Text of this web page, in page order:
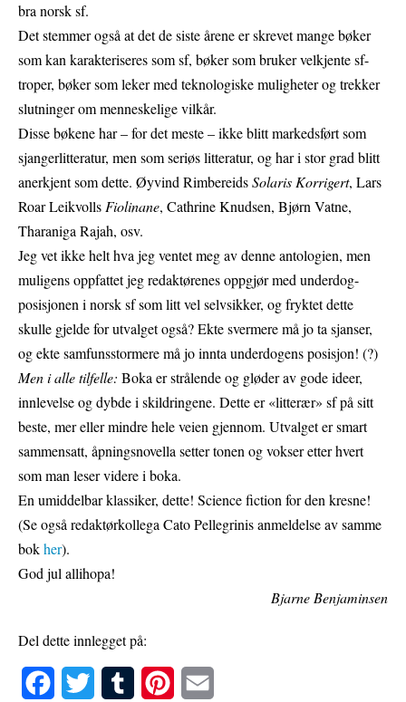
bra norsk sf.
Det stemmer også at det de siste årene er skrevet mange bøker
som kan karakteriseres som sf, bøker som bruker velkjente sf-
troper, bøker som leker med teknologiske muligheter og trekker
slutninger om menneskelige vilkår.
Disse bøkene har – for det meste – ikke blitt markedsført som
sjangerlitteratur, men som seriøs litteratur, og har i stor grad blitt
anerkjent som dette. Øyvind RimbereidsSolaris Korrigert, Lars
Roar Leikvolls Fiolinane, Cathrine Knudsen, Bjørn Vatne,
Tharaniga Rajah, osv.
Jeg vet ikke helt hva jeg ventet meg av denne antologien, men
muligens oppfattet jeg redaktørenes oppgjør med underdog-
posisjonen i norsk sf som litt vel selvsikker, og fryktet dette
skulle gjelde for utvalget også? Ekte svermere må jo ta sjanser,
og ekte samfunsstormere må jo innta underdogens posisjon! (?)
Men i alle tilfelle: Boka er strålende og gløder av gode ideer,
innlevelse og dybde i skildringene. Dette er «litterær» sf på sitt
beste, mer eller mindre hele veien gjennom. Utvalget er smart
sammensatt, åpningsnovella setter tonen og vokser etter hvert
som man leser videre i boka.
En umiddelbar klassiker, dette! Science fiction for den kresne!
(Se også redaktørkollega Cato Pellegrinis anmeldelse av samme
bokher).
God jul allihopa!
Bjarne Benjaminsen
Del dette innlegget på: